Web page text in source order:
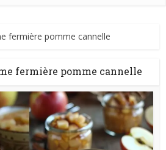
fermière pomme cannelle
fermière pomme cannelle